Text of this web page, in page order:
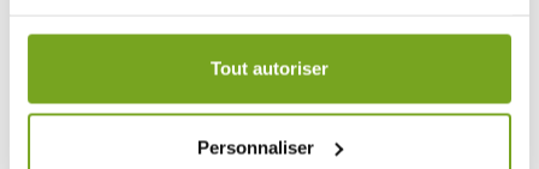
Votre choix de consentement est conservé pendant une
Tout autoriser
Personnaliser
10,85 €
9,77 € 9,73 €